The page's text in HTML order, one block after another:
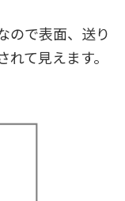
ので表面、送り
て見えます。